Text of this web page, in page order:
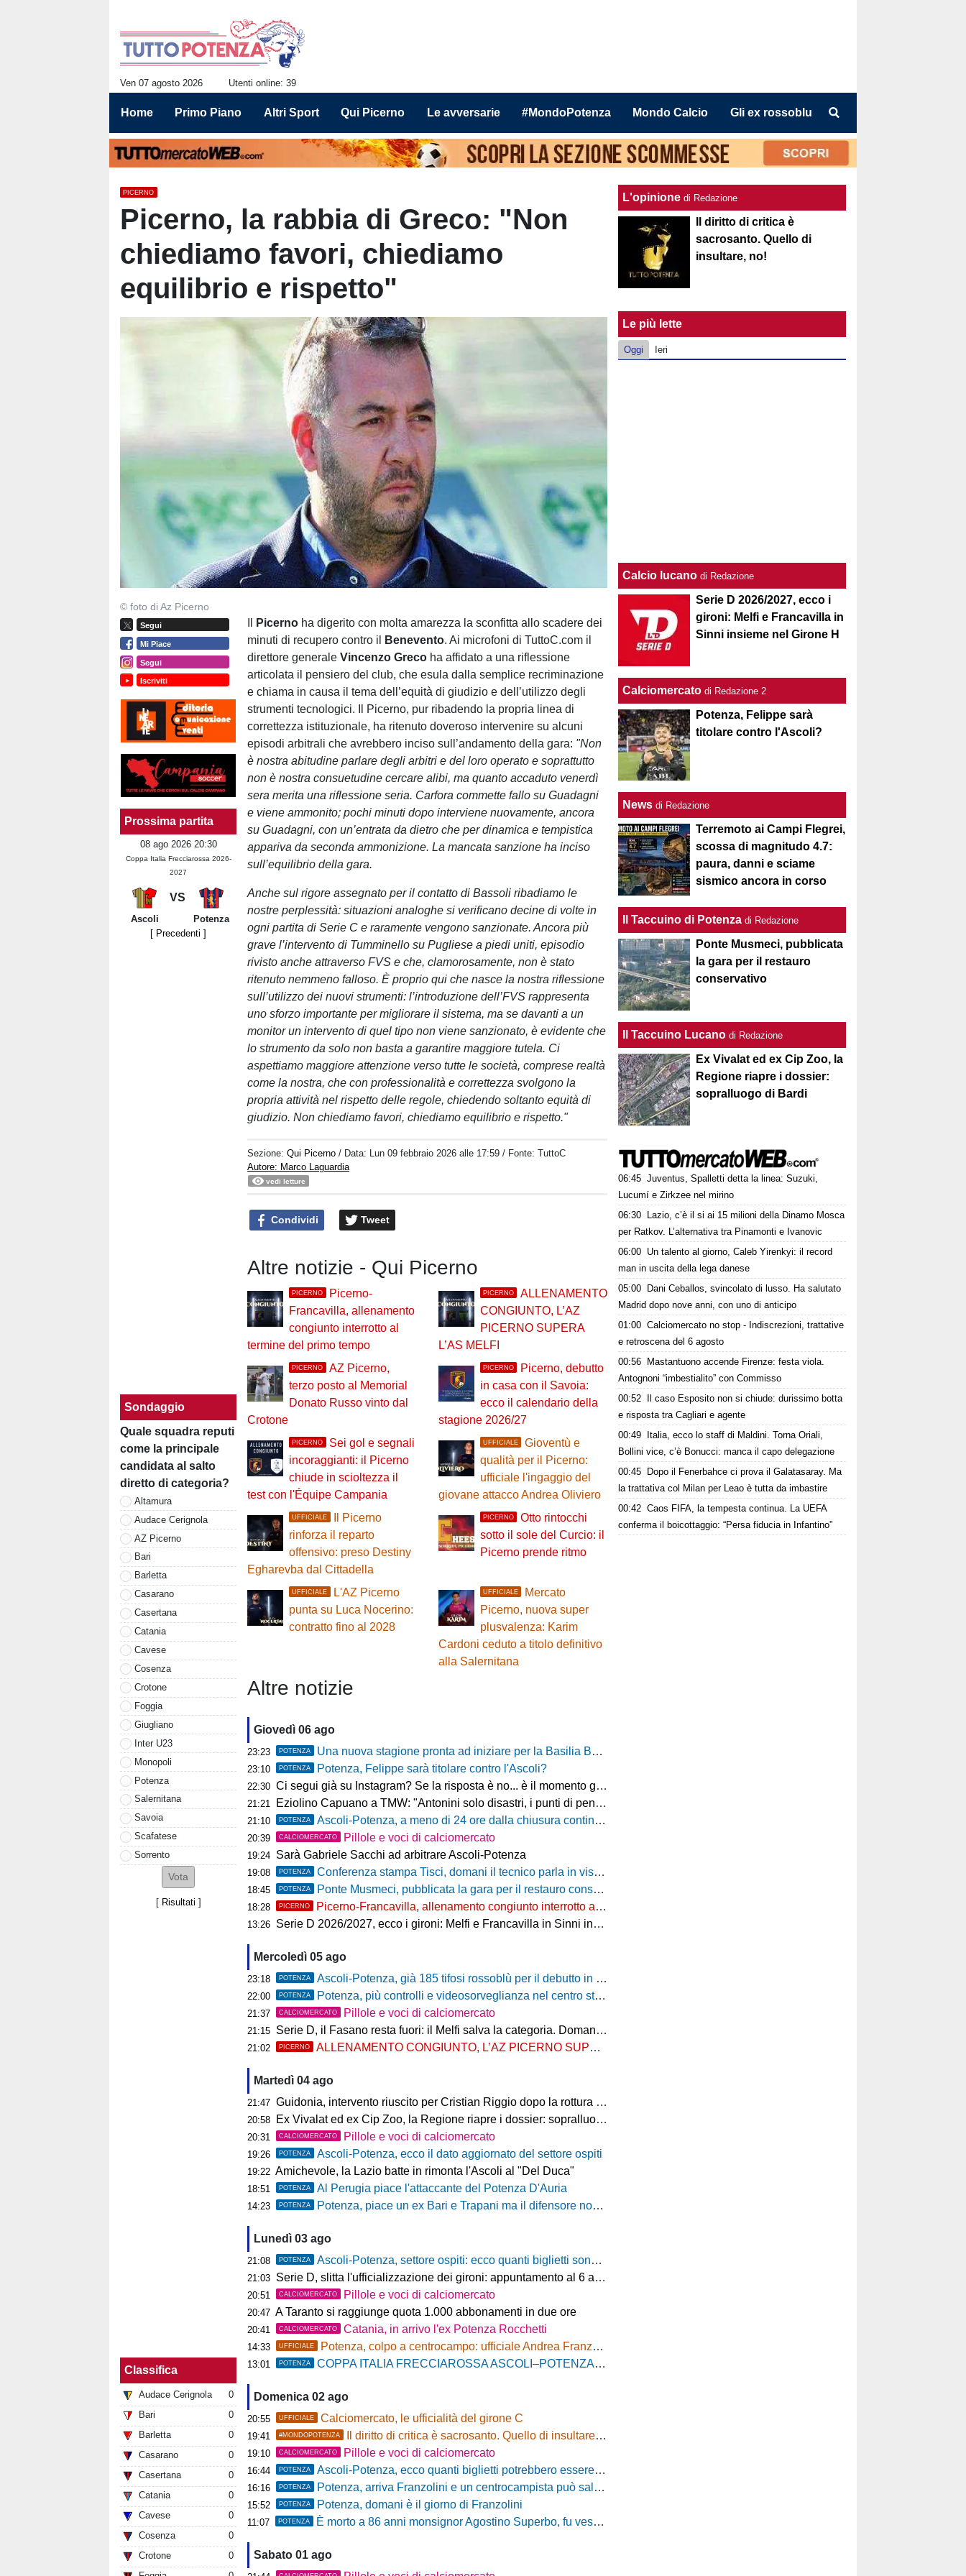
Ven 07 agosto 2026 Utenti online: 39
Home Primo Piano Altri Sport Qui Picerno Le avversarie #MondoPotenza Mondo Calcio Gli ex rossoblu
PICERNO
Picerno, la rabbia di Greco: "Non
chiediamo favori, chiediamo
equilibrio e rispetto"
© foto di Az Picerno
Segui
Mi Piace
Segui
Iscriviti
Prossima partita
08 ago 2026 20:30
Coppa Italia Frecciarossa 2026-
2027
VS
Ascoli
Potenza
[ Precedenti ]
Sondaggio
Quale squadra reputi
come la principale
candidata al salto
diretto di categoria?
Altamura
Audace Cerignola
AZ Picerno
Bari
Barletta
Casarano
Casertana
Catania
Cavese
Cosenza
Crotone
Foggia
Giugliano
Inter U23
Monopoli
Potenza
Salernitana
Savoia
Scafatese
Sorrento
[ Risultati ]
Classifica
Audace Cerignola
0
Bari
0
Barletta
0
Casarano
0
Casertana
0
Catania
0
Cavese
0
Cosenza
0
Crotone
0
Picerno ha digerito con molta amarezza la sconfitta allo scadere dei
minuti di recupero contro il
Benevento. Ai microfoni di TuttoC.com il
direttore generaleVincenzo Greco ha affidato a una riflessione
articolata il pensiero del club, che esula dalla semplice recriminazione
e chiama in causa il tema dell’equità di giudizio e dell’utilizzo degli
strumenti tecnologici. Il Picerno, pur ribadendo la propria linea di
correttezza istituzionale, ha ritenuto doveroso intervenire su alcuni
episodi arbitrali che avrebbero inciso sull’andamento della gara: "Non
è nostra abitudine parlare degli arbitri e del loro operato e soprattutto
non è nostra consuetudine cercare alibi, ma quanto accaduto venerdì
sera merita una riflessione seria. Carfora commette fallo su Guadagni
e viene ammonito; pochi minuti dopo interviene nuovamente, ancora
su Guadagni, con un’entrata da dietro che per dinamica e tempistica
appariva da seconda ammonizione. La mancata sanzione ha inciso
sull’equilibrio della gara.
Anche sul rigore assegnato per il contatto di Bassoli ribadiamo le
nostre perplessità: situazioni analoghe si verificano decine di volte in
ogni partita di Serie C e raramente vengono sanzionate. Ancora più
grave l’intervento di Tumminello su Pugliese a piedi uniti, episodio
rivisto anche attraverso FVS e che, clamorosamente, non è stato
ritenuto nemmeno falloso. È proprio qui che nasce la nostra riflessione
sull’utilizzo dei nuovi strumenti: l’introduzione dell’FVS rappresenta
uno sforzo importante per migliorare il sistema, ma se davanti a un
monitor un intervento di quel tipo non viene sanzionato, è evidente che
lo strumento da solo non basta a garantire maggiore tutela. Ci
aspettiamo maggiore attenzione verso tutte le società, comprese realtà
come la nostra, che con professionalità e correttezza svolgono la
propria attività nel rispetto delle regole, chiedendo soltanto equità di
giudizio. Non chiediamo favori, chiediamo equilibrio e rispetto."
Sezione:Qui Picerno / Data: Lun 09 febbraio 2026 alle 17:59 / Fonte: TuttoC
Autore: Marco Laguardia
vedi letture
Condividi Tweet
Altre notizie - Qui Picerno
PICERNO
Picerno-
Francavilla, allenamento
congiunto interrotto al
termine del primo tempo
PICERNO
ALLENAMENTO
CONGIUNTO, L’AZ
PICERNO SUPERA
L’AS MELFI
PICERNO
AZ Picerno,
terzo posto al Memorial
Donato Russo vinto dal
Crotone
PICERNO
Picerno, debutto
in casa con il Savoia:
ecco il calendario della
stagione 2026/27
PICERNO
Sei gol e segnali
incoraggianti: il Picerno
chiude in scioltezza il
test con l'Équipe Campania
UFFICIALE
Gioventù e
qualità per il Picerno:
ufficiale l'ingaggio del
giovane attacco Andrea Oliviero
UFFICIALE
Il Picerno
rinforza il reparto
offensivo: preso Destiny
Egharevba dal Cittadella
PICERNO
Otto rintocchi
sotto il sole del Curcio: il
Picerno prende ritmo
UFFICIALE
L'AZ Picerno
punta su Luca Nocerino:
contratto fino al 2028
UFFICIALE
Mercato
Picerno, nuova super
plusvalenza: Karim
Cardoni ceduto a titolo definitivo
alla Salernitana
Altre notizie
Giovedì 06 ago
23:23 POTENZA Una nuova stagione pronta ad iniziare per la Basilia Basket Potenza
23:10 POTENZA Potenza, Felippe sarà titolare contro l'Ascoli?
22:30 Ci segui già su Instagram? Se la risposta è no... è il momento giusto per rimediare!
21:21 Eziolino Capuano a TMW: "Antonini solo disastri, i punti di penalizzazione che ha preso un record mondiale"
21:10 POTENZA Ascoli-Potenza, a meno di 24 ore dalla chiusura continua a salire il numero di biglietti venduti nel settore ospiti
20:39 CALCIOMERCATO Pillole e voci di calciomercato
19:24 Sarà Gabriele Sacchi ad arbitrare Ascoli-Potenza
19:08 POTENZA Conferenza stampa Tisci, domani il tecnico parla in vista di Ascoli-Potenza
18:45 POTENZA Ponte Musmeci, pubblicata la gara per il restauro conservativo
18:28 PICERNO Picerno-Francavilla, allenamento congiunto interrotto al termine del primo tempo
13:26 Serie D 2026/2027, ecco i gironi: Melfi e Francavilla in Sinni insieme nel Girone H
Mercoledì 05 ago
23:18 POTENZA Ascoli-Potenza, già 185 tifosi rossoblù per il debutto in Coppa Italia Frecciarossa
22:00 POTENZA Potenza, più controlli e videosorveglianza nel centro storico: il Comitato per la sicurezza rafforza le misure
21:37 CALCIOMERCATO Pillole e voci di calciomercato
21:15 Serie D, il Fasano resta fuori: il Melfi salva la categoria. Domani l'attesa per i gironi
21:02 PICERNO ALLENAMENTO CONGIUNTO, L’AZ PICERNO SUPERA L’AS MELFI
Martedì 04 ago
21:47 Guidonia, intervento riuscito per Cristian Riggio dopo la rottura del crociato
20:58 Ex Vivalat ed ex Cip Zoo, la Regione riapre i dossier: sopralluogo di Bardi
20:31 CALCIOMERCATO Pillole e voci di calciomercato
19:26 POTENZA Ascoli-Potenza, ecco il dato aggiornato del settore ospiti
19:22 Amichevole, la Lazio batte in rimonta l'Ascoli al "Del Duca"
18:51 POTENZA Al Perugia piace l'attaccante del Potenza D'Auria
14:23 POTENZA Potenza, piace un ex Bari e Trapani ma il difensore non vestirà rossoblù
Lunedì 03 ago
21:08 POTENZA Ascoli-Potenza, settore ospiti: ecco quanti biglietti sono stati venduti finora
21:03 Serie D, slitta l'ufficializzazione dei gironi: appuntamento al 6 agosto
20:51 CALCIOMERCATO Pillole e voci di calciomercato
20:47 A Taranto si raggiunge quota 1.000 abbonamenti in due ore
20:41 CALCIOMERCATO Catania, in arrivo l'ex Potenza Rocchetti
14:33 UFFICIALE Potenza, colpo a centrocampo: ufficiale Andrea Franzolini, firma fino al 2028
13:01 POTENZA COPPA ITALIA FRECCIAROSSA ASCOLI–POTENZA: BIGLIETTI SETTORE OSPITI IN VENDITA
Domenica 02 ago
20:55 UFFICIALE Calciomercato, le ufficialità del girone C
19:41 #MONDOPOTENZA Il diritto di critica è sacrosanto. Quello di insultare, no!
19:10 CALCIOMERCATO Pillole e voci di calciomercato
16:44 POTENZA Ascoli-Potenza, ecco quanti biglietti potrebbero essere disponibili per il settore ospiti
16:16 POTENZA Potenza, arriva Franzolini e un centrocampista può salutare
15:52 POTENZA Potenza, domani è il giorno di Franzolini
11:07 POTENZA È morto a 86 anni monsignor Agostino Superbo, fu vescovo di Potenza
Sabato 01 ago
L'opinione di Redazione
Il diritto di critica è
sacrosanto. Quello di
insultare, no!
Le più lette
Oggi Ieri
Calcio lucanodi Redazione
Serie D 2026/2027, ecco i
gironi: Melfi e Francavilla in
Sinni insieme nel Girone H
Calciomercato di Redazione 2
Potenza, Felippe sarà
titolare contro l'Ascoli?
News di Redazione
Terremoto ai Campi Flegrei,
scossa di magnitudo 4.7:
paura, danni e sciame
sismico ancora in corso
Il Taccuino di Potenza di Redazione
Ponte Musmeci, pubblicata
la gara per il restauro
conservativo
Il Taccuino Lucano di Redazione
Ex Vivalat ed ex Cip Zoo, la
Regione riapre i dossier:
sopralluogo di Bardi
06:45 Juventus, Spalletti detta la linea: Suzuki,
Lucumí e Zirkzee nel mirino
06:30
Lazio, c’è il si ai 15 milioni della Dinamo Mosca
per Ratkov. L’alternativa tra Pinamonti e Ivanovic
06:00 Un talento al giorno, Caleb Yirenkyi: il record
man in uscita della lega danese
05:00
Dani Ceballos, svincolato di lusso. Ha salutato
Madrid dopo nove anni, con uno di anticipo
01:00 Calciomercato no stop - Indiscrezioni, trattative
e retroscena del 6 agosto
00:56
Mastantuono accende Firenze: festa viola.
Antognoni “imbestialito” con Commisso
00:52
Il caso Esposito non si chiude: durissimo botta
e risposta tra Cagliari e agente
00:49
Italia, ecco lo staff di Maldini. Torna Oriali,
Bollini vice, c’è Bonucci: manca il capo delegazione
00:45
Dopo il Fenerbahce ci prova il Galatasaray. Ma
la trattativa col Milan per Leao è tutta da imbastire
00:42 Caos FIFA, la tempesta continua. La UEFA
conferma il boicottaggio: “Persa fiducia in Infantino”